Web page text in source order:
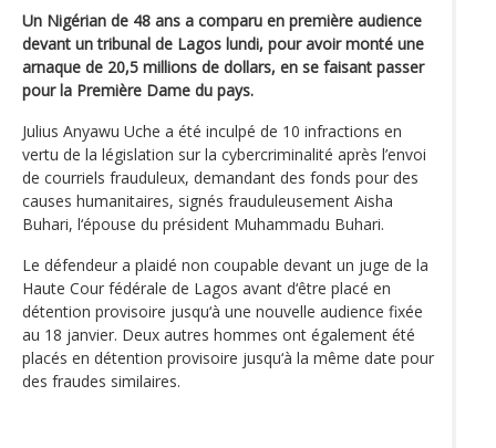
Un Nigérian de 48 ans a comparu en première audience
devant un tribunal de Lagos lundi, pour avoir monté une
arnaque de 20,5 millions de dollars, en se faisant passer
pour la Première Dame du pays.
Julius Anyawu Uche a été inculpé de 10 infractions en
vertu de la législation sur la cybercriminalité après l’envoi
de courriels frauduleux, demandant des fonds pour des
causes humanitaires, signés frauduleusement Aisha
Buhari, l‘épouse du président Muhammadu Buhari.
Le défendeur a plaidé non coupable devant un juge de la
Haute Cour fédérale de Lagos avant d‘être placé en
détention provisoire jusqu‘à une nouvelle audience fixée
au 18 janvier. Deux autres hommes ont également été
placés en détention provisoire jusqu‘à la même date pour
des fraudes similaires.